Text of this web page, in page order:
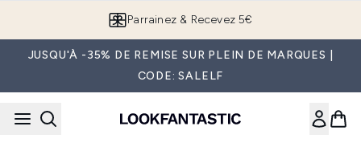
Parrainez & Recevez 5€
JUSQU'À -35% DE REMISE SUR PLEIN DE MARQUES |
CODE: SALELF